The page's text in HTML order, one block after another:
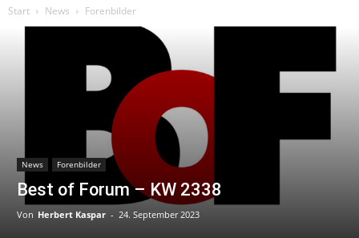
Start News Forenbilder
News Forenbilder
Best of Forum – KW 2338
Von Herbert Kaspar - 24. September 2023